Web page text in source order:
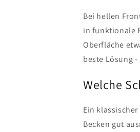
Bei hellen
in funktionale
Oberfläche
beste Lösung
Welche
Ein
Becken gut